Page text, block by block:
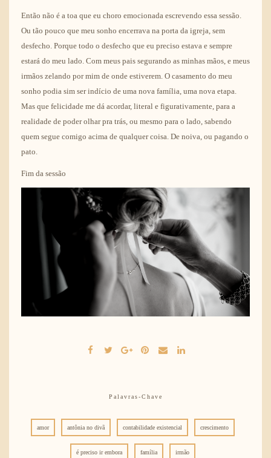
Então não é a toa que eu choro emocionada escrevendo essa sessão.
Ou tão pouco que meu sonho encerrava na porta da igreja, sem
desfecho. Porque todo o desfecho que eu preciso estava e sempre
estará do meu lado. Com meus pais segurando as minhas mãos, e meus
irmãos zelando por mim de onde estiverem. O casamento do meu
sonho podia sim ser indício de uma nova família, uma nova etapa.
Mas que felicidade me dá acordar, literal e figurativamente, para a
realidade de poder olhar pra trás, ou mesmo para o lado, sabendo
quem segue comigo acima de qualquer coisa. De noiva, ou pagando o
pato.
Fim da sessão
Palavras-Chave
amor antônia no divã contabilidade existencial crescimento
é preciso ir embora família irmão